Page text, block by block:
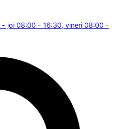
- joi 08:00 - 16:30, vineri 08:00 -